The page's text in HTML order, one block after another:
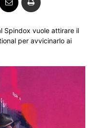
Spindox vuole attirare il
per avvicinarlo ai